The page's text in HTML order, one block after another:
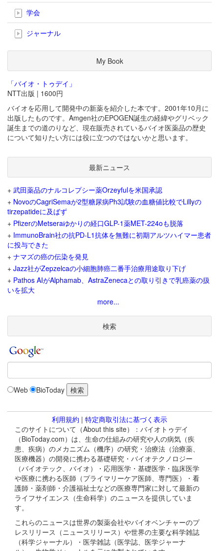
学会
ジャーナル
My Book
「バイオ・トゥデイ」
NTT出版 | 1600円
バイオを応用して開発中の新薬を紹介した本です。2001年10月に
出版したものです。Amgen社のEPOGEN誕生の経緯やグリベック
誕生までの道のりなど、現在販売されているバイオ医薬品の歴史
について知りたい方には役に立つのではないかと思います。
最新ニュース
+ 武田薬品のナルコレプシー薬Orzeyfulを米国承認
+ NovoのCagriSemaが2型糖尿病Ph3試験の血糖値比較でLillyの
tirzepatideに及ばず
+ PfizerのMetseraゆかりの経口GLP-1薬MET-224oも脱落
+ ImmunoBrain社の抗PD-L1抗体を無難に初期アルツハイマー患者
に投与できた
+ ナマズの癌の伝染を発見
+ Jazz社がZepzelcaの小細胞肺癌二番手治療用途取り下げ
+ Pathos AIがAlphamab、AstraZenecaとの取り引きで乳癌薬の扱
いを拡大
more...
検索
Web BioToday
利用規約 | 特定商取引法に基づく表示
このサイトについて（About this site）：バイオトゥデイ
（BioToday.com）は、生命の仕組みの研究や人の病気（疾
患、疾病）のメカニズム（機序）の研究・治療法（治療薬、
医療機器）の開発に携わる基礎研究・バイオテクノロジー
（バイオテック、バイオ）・応用医学・基礎医学・臨床医学
や医療に携わる医師（プライマリーケア医師、専門医）・看
護師・薬剤師・介護福祉士などの医療専門家に対して最新の
ライフサイエンス（生命科学）のニュースを提供していま
す。
これらのニュースは世界の製薬会社やバイオベンチャーのプ
レスリリース（ニュースリリース）や世界の主要な科学雑誌
（科学ジャーナル）・医学雑誌（医学誌、医学ジャーナ